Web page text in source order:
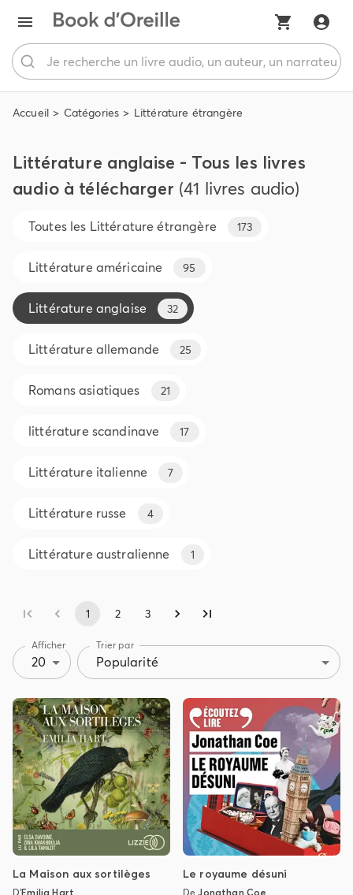
Accueil Catégories Littérature étrangère
Littérature anglaise - Tous les livres
audio à télécharger (41 livres audio)
Toutes les Littérature étrangère 173
Littérature américaine 95
Littérature anglaise 32
Littérature allemande 25
Romans asiatiques 21
littérature scandinave 17
Littérature italienne 7
Littérature russe 4
Littérature australienne 1
1 2 3
Afficher
20
Trier par
Popularité
La Maison aux sortilèges
D'Emilia Hart
Le royaume désuni
DeJonathan Coe